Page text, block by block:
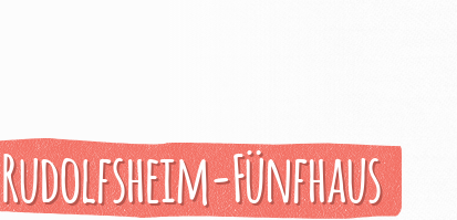
Rudolfsheim-Fünfhaus